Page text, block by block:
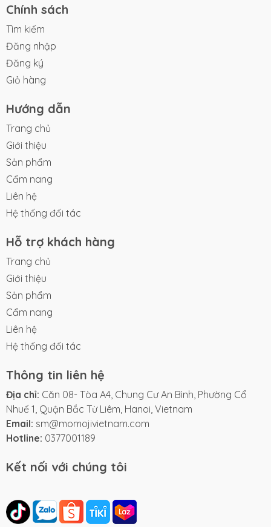
Chính sách
Tìm kiếm
Đăng nhập
Đăng ký
Giỏ hàng
Hướng dẫn
Trang chủ
Giới thiệu
Sản phẩm
Cẩm nang
Liên hệ
Hệ thống đối tác
Hỗ trợ khách hàng
Trang chủ
Giới thiệu
Sản phẩm
Cẩm nang
Liên hệ
Hệ thống đối tác
Thông tin liên hệ
Địa chỉ: Căn 08- Tòa A4, Chung Cư An Bình, Phường Cổ
Nhuế 1, Quận Bắc Từ Liêm, Hanoi, Vietnam
Email: sm@momojivietnam.com
Hotline: 0377001189
Kết nối với chúng tôi